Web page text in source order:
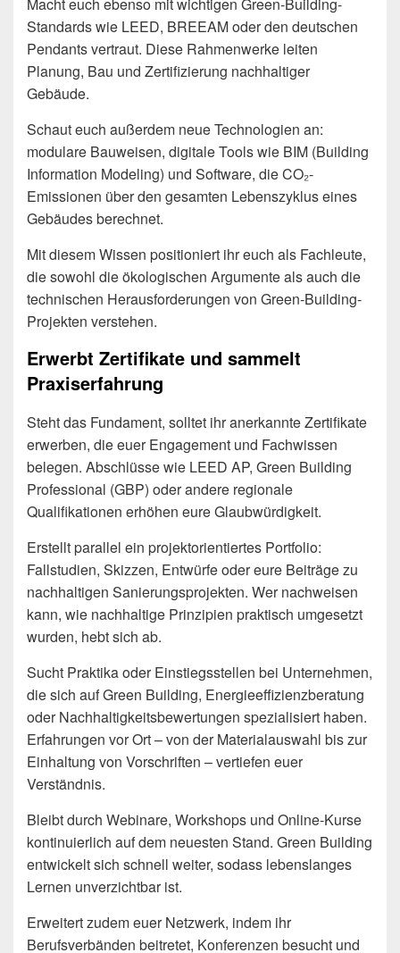
Macht euch ebenso mit wichtigen Green-Building-
Standards wie LEED, BREEAM oder den deutschen
Pendants vertraut. Diese Rahmenwerke leiten
Planung, Bau und Zertifizierung nachhaltiger
Gebäude.
Schaut euch außerdem neue Technologien an:
modulare Bauweisen, digitale Tools wie BIM (Building
Information Modeling) und Software, die CO₂-
Emissionen über den gesamten Lebenszyklus eines
Gebäudes berechnet.
Mit diesem Wissen positioniert ihr euch als Fachleute,
die sowohl die ökologischen Argumente als auch die
technischen Herausforderungen von Green-Building-
Projekten verstehen.
Erwerbt Zertifikate und sammelt
Praxiserfahrung
Steht das Fundament, solltet ihr anerkannte Zertifikate
erwerben, die euer Engagement und Fachwissen
belegen. Abschlüsse wie LEED AP, Green Building
Professional (GBP) oder andere regionale
Qualifikationen erhöhen eure Glaubwürdigkeit.
Erstellt parallel ein projektorientiertes Portfolio:
Fallstudien, Skizzen, Entwürfe oder eure Beiträge zu
nachhaltigen Sanierungsprojekten. Wer nachweisen
kann, wie nachhaltige Prinzipien praktisch umgesetzt
wurden, hebt sich ab.
Sucht Praktika oder Einstiegsstellen bei Unternehmen,
die sich auf Green Building, Energieeffizienzberatung
oder Nachhaltigkeitsbewertungen spezialisiert haben.
Erfahrungen vor Ort – von der Materialauswahl bis zur
Einhaltung von Vorschriften – vertiefen euer
Verständnis.
Bleibt durch Webinare, Workshops und Online-Kurse
kontinuierlich auf dem neuesten Stand. Green Building
entwickelt sich schnell weiter, sodass lebenslanges
Lernen unverzichtbar ist.
Erweitert zudem euer Netzwerk, indem ihr
Berufsverbänden beitretet, Konferenzen besucht und